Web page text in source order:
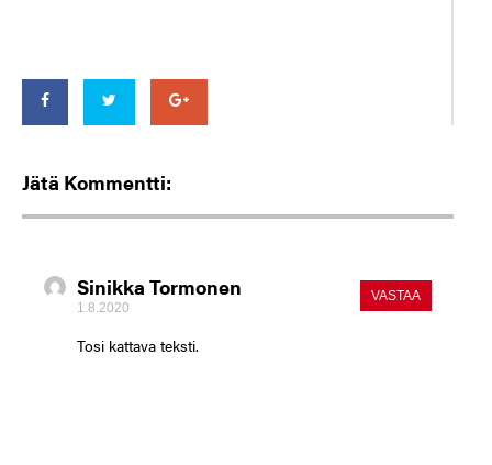
Jätä Kommentti:
Sinikka Tormonen
1.8.2020
VASTAA
Tosi kattava teksti.